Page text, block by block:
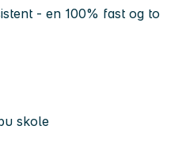
- en 100% fast og to
skole